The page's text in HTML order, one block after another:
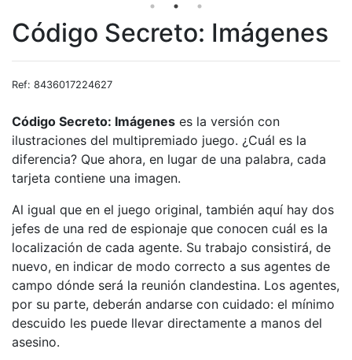
Código Secreto: Imágenes
Ref: 8436017224627
Código Secreto: Imágenes es la versión con
ilustraciones del multipremiado juego. ¿Cuál es la
diferencia? Que ahora, en lugar de una palabra, cada
tarjeta contiene una imagen.
Al igual que en el juego original, también aquí hay dos
jefes de una red de espionaje que conocen cuál es la
localización de cada agente. Su trabajo consistirá, de
nuevo, en indicar de modo correcto a sus agentes de
campo dónde será la reunión clandestina. Los agentes,
por su parte, deberán andarse con cuidado: el mínimo
descuido les puede llevar directamente a manos del
asesino.